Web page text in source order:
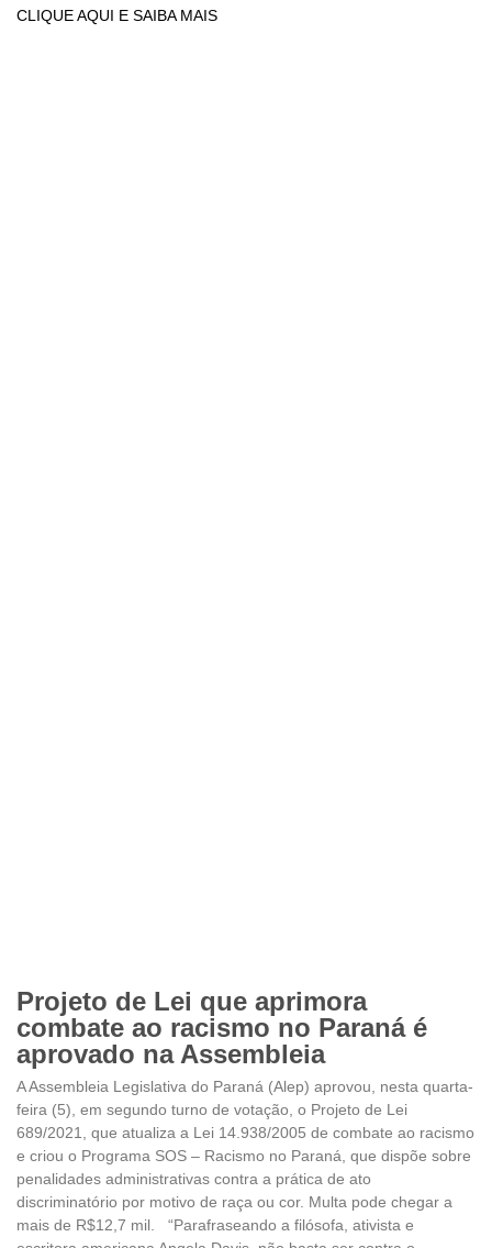
CLIQUE AQUI E SAIBA MAIS
Projeto de Lei que aprimora
combate ao racismo no Paraná é
aprovado na Assembleia
A Assembleia Legislativa do Paraná (Alep) aprovou, nesta quarta-
feira (5), em segundo turno de votação, o Projeto de Lei
689/2021, que atualiza a Lei 14.938/2005 de combate ao racismo
e criou o Programa SOS – Racismo no Paraná, que dispõe sobre
penalidades administrativas contra a prática de ato
discriminatório por motivo de raça ou cor. Multa pode chegar a
mais de R$12,7 mil. “Parafraseando a filósofa, ativista e